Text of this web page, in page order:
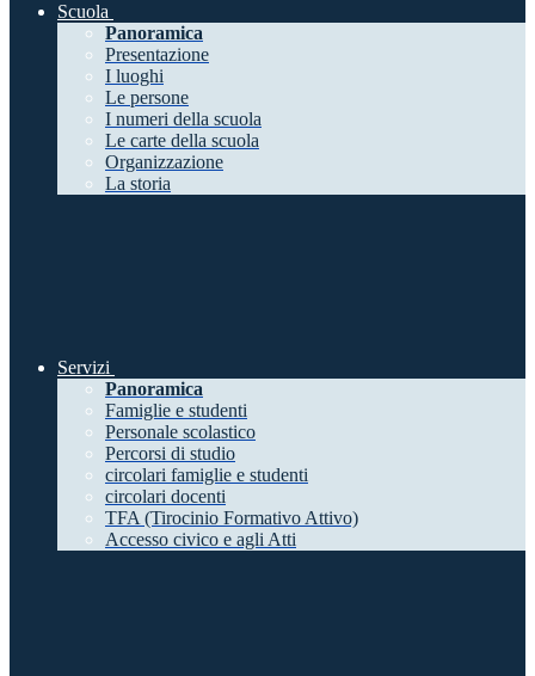
Scuola
Panoramica
Presentazione
I luoghi
Le persone
I numeri della scuola
Le carte della scuola
Organizzazione
La storia
Servizi
Panoramica
Famiglie e studenti
Personale scolastico
Percorsi di studio
circolari famiglie e studenti
circolari docenti
TFA (Tirocinio Formativo Attivo)
Accesso civico e agli Atti